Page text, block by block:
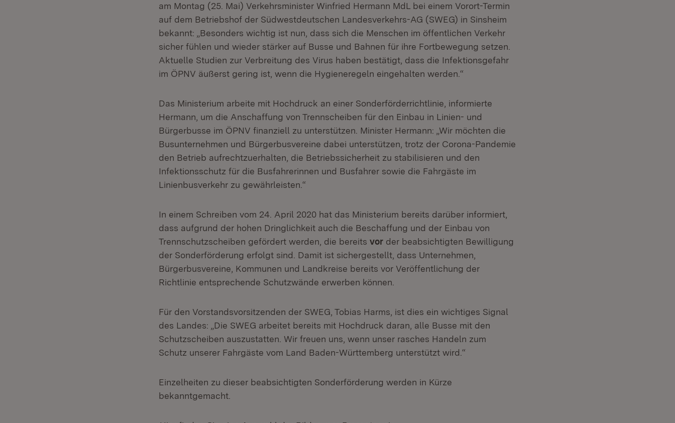
am Montag (25. Mai) Verkehrsminister Winfried Hermann MdL bei einem Vorort-Termin
auf dem Betriebshof der Südwestdeutschen Landesverkehrs-AG (SWEG) in Sinsheim
bekannt: „Besonders wichtig ist nun, dass sich die Menschen im öffentlichen Verkehr
sicher fühlen und wieder stärker auf Busse und Bahnen für ihre Fortbewegung setzen.
Aktuelle Studien zur Verbreitung des Virus haben bestätigt, dass die Infektionsgefahr
im ÖPNV äußerst gering ist, wenn die Hygieneregeln eingehalten werden.“
Das Ministerium arbeite mit Hochdruck an einer Sonderförderrichtlinie, informierte
Hermann, um die Anschaffung von Trennscheiben für den Einbau in Linien- und
Bürgerbusse im ÖPNV finanziell zu unterstützen. Minister Hermann: „Wir möchten die
Busunternehmen und Bürgerbusvereine dabei unterstützen, trotz der Corona-Pandemie
den Betrieb aufrechtzuerhalten, die Betriebssicherheit zu stabilisieren und den
Infektionsschutz für die Busfahrerinnen und Busfahrer sowie die Fahrgäste im
Linienbusverkehr zu gewährleisten.“
In einem Schreiben vom 24. April 2020 hat das Ministerium bereits darüber informiert,
dass aufgrund der hohen Dringlichkeit auch die Beschaffung und der Einbau von
Trennschutzscheiben gefördert werden, die bereits vor der beabsichtigten Bewilligung
der Sonderförderung erfolgt sind. Damit ist sichergestellt, dass Unternehmen,
Bürgerbusvereine, Kommunen und Landkreise bereits vor Veröffentlichung der
Richtlinie entsprechende Schutzwände erwerben können.
Für den Vorstandsvorsitzenden der SWEG, Tobias Harms, ist dies ein wichtiges Signal
des Landes: „Die SWEG arbeitet bereits mit Hochdruck daran, alle Busse mit den
Schutzscheiben auszustatten. Wir freuen uns, wenn unser rasches Handeln zum
Schutz unserer Fahrgäste vom Land Baden-Württemberg unterstützt wird.“
Einzelheiten zu dieser beabsichtigten Sonderförderung werden in Kürze
bekanntgemacht.